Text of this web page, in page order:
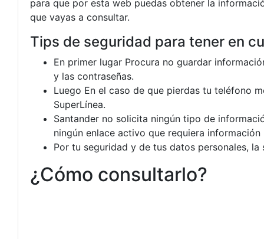
para que por esta web puedas obtener la
que vayas a consultar.
Tips de seguridad para tener en
En primer lugar Procura no guardar
y las contraseñas.
Luego En el caso de que pierdas tu teléfono
SuperLínea.
Santander no solicita ningún tipo de
ningún enlace activo que requiera
Por tu seguridad y de tus datos personales,
¿Cómo consultarlo?